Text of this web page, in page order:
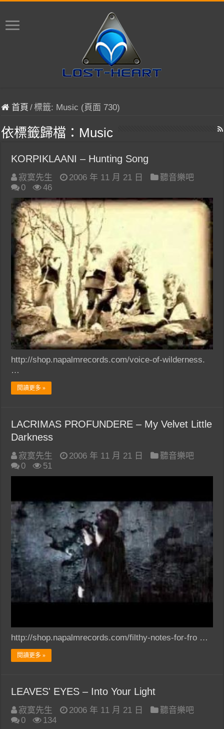
首頁 /標籤: Music (頁面 730)
依標籤歸檔： Music
KORPIKLAANI – Hunting Song
寂寞先生 2006 年 11 月 21 日
聽音樂吧
0
46
http://shop.napalmrecords.com/voice-of-wilderness.
…
閱讀更多 »
LACRIMAS PROFUNDERE – My Velvet Little
Darkness
寂寞先生 2006 年 11 月 21 日
聽音樂吧
0
51
http://shop.napalmrecords.com/filthy-notes-for-fro …
閱讀更多 »
LEAVES' EYES – Into Your Light
寂寞先生 2006 年 11 月 21 日
聽音樂吧
0
134